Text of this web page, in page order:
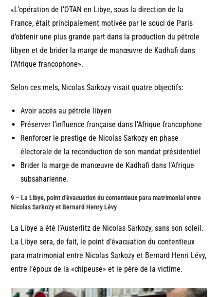
«L’opération de l’OTAN en Libye, sous la direction de la
France, était principalement motivée par le souci de Paris
d’obtenir une plus grande part dans la production du pétrole
libyen et de brider la marge de manœuvre de Kadhafi dans
l’Afrique francophone».
Selon ces mels, Nicolas Sarkozy visait quatre objectifs:
Avoir accès au pétrole libyen
Préserver l’influence française dans l’Afrique francophone
Renforcer le prestige de Nicolas Sarkozy en phase
électorale de la reconduction de son mandat présidentiel
Brider la marge de manœuvre de Kadhafi dans l’Afrique
subsaharienne.
9 – La Libye, point d’évacuation du contentieux para matrimonial entre
Nicolas Sarkozy et Bernard Henry Lévy
La Libye a été l’Austerlitz de Nicolas Sarkozy, sans son soleil.
La Libye sera, de fait, le point d’évacuation du contentieux
para matrimonial entre Nicolas Sarkozy et Bernard Henri Lévy,
entre l’époux de la «chipeuse» et le père de la victime.